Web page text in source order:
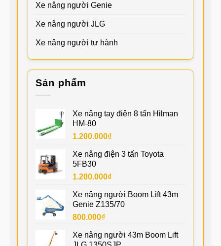
Xe nâng người Genie
Xe nâng người JLG
Xe nâng người tự hành
Sản phẩm
Xe nâng tay điện 8 tấn Hilman
HM-80
1.200.000₫
Xe nâng điện 3 tấn Toyota
5FB30
1.200.000₫
Xe nâng người Boom Lift 43m
Genie Z135/70
800.000₫
Xe nâng người 43m Boom Lift